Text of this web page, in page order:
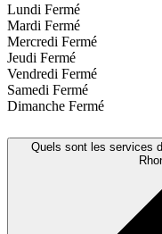
Lundi Fermé
Mardi Fermé
Mercredi Fermé
Jeudi Fermé
Vendredi Fermé
Samedi Fermé
Dimanche Fermé
Quels sont les services